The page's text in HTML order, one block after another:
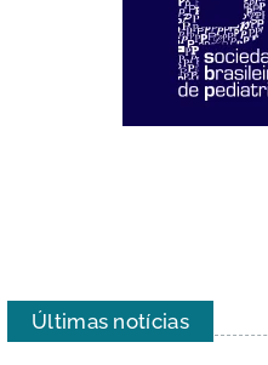
Últimas notícias